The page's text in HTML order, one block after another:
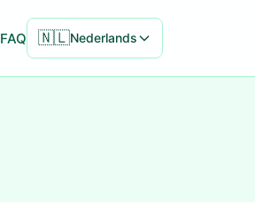
FAQ 🇳🇱Nederlands